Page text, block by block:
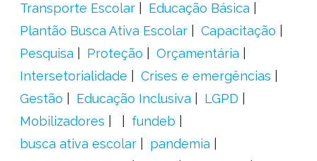
Transporte Escolar
Educação Básica
Plantão Busca Ativa Escolar
Capacitação
Pesquisa
Proteção
Orçamentária
Intersetorialidade
Crises e emergências
Gestão
Educação Inclusiva
LGPD
Mobilizadores
fundeb
busca ativa escolar
pandemia